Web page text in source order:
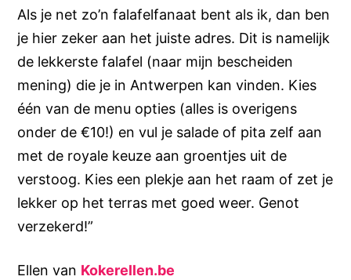
Als je net zo’n falafelfanaat bent als ik, dan ben
je hier zeker aan het juiste adres. Dit is namelijk
de lekkerste falafel (naar mijn bescheiden
mening) die je in Antwerpen kan vinden. Kies
één van de menu opties (alles is overigens
onder de €10!) en vul je salade of pita zelf aan
met de royale keuze aan groentjes uit de
verstoog. Kies een plekje aan het raam of zet je
lekker op het terras met goed weer. Genot
verzekerd!”
Ellen van Kokerellen.be